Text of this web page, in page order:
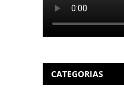
CATEGORIAS